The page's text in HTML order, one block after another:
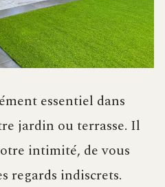
essentiel dans
jardin ou terrasse. Il
intimité, de vous
regards indiscrets.